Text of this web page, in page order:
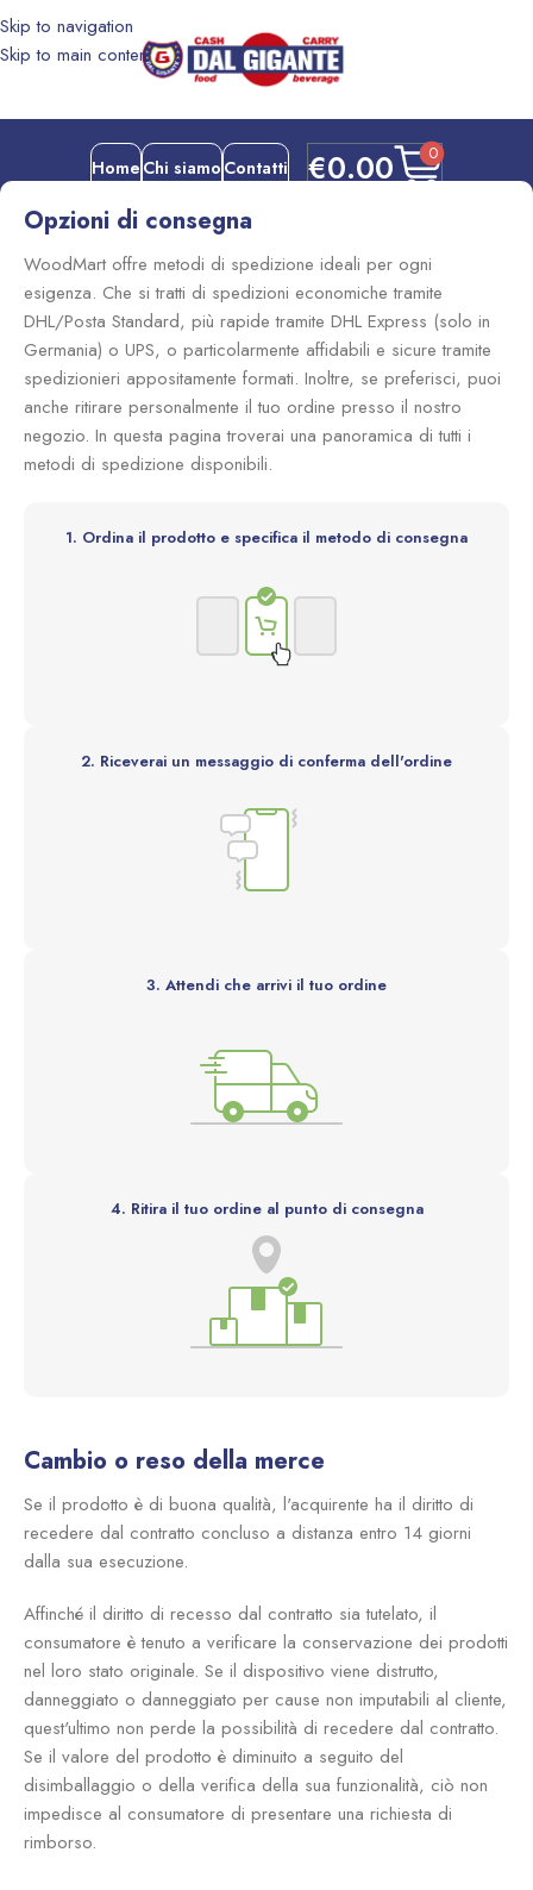
Skip to navigation
Skip to main content
€0.00 0
Home Chi siamo Contatti
Opzioni di consegna
WoodMart offre metodi di spedizione ideali per ogni
esigenza. Che si tratti di spedizioni economiche tramite
DHL/Posta Standard, più rapide tramite DHL Express (solo in
Germania) o UPS, o particolarmente affidabili e sicure tramite
spedizionieri appositamente formati. Inoltre, se preferisci, puoi
anche ritirare personalmente il tuo ordine presso il nostro
negozio. In questa pagina troverai una panoramica di tutti i
metodi di spedizione disponibili.
1. Ordina il prodotto e specifica il metodo di consegna
2. Riceverai un messaggio di conferma dell'ordine
3. Attendi che arrivi il tuo ordine
4. Ritira il tuo ordine al punto di consegna
Cambio o reso della merce
Se il prodotto è di buona qualità, l'acquirente ha il diritto di
recedere dal contratto concluso a distanza entro 14 giorni
dalla sua esecuzione.
Affinché il diritto di recesso dal contratto sia tutelato, il
consumatore è tenuto a verificare la conservazione dei prodotti
nel loro stato originale. Se il dispositivo viene distrutto,
danneggiato o danneggiato per cause non imputabili al cliente,
quest'ultimo non perde la possibilità di recedere dal contratto.
Se il valore del prodotto è diminuito a seguito del
disimballaggio o della verifica della sua funzionalità, ciò non
impedisce al consumatore di presentare una richiesta di
rimborso.